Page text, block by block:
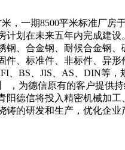
，一期8500平米标准厂房
计划在未来五年内完成建设
钢、合金钢、耐候合金钢、
件、标准件、非标件、异形
、BS、JIS、AS、DIN等，
】 ，为德信原有的客户提供
阳德信将投入精密机械加工
铸的研发和生产，优化企业